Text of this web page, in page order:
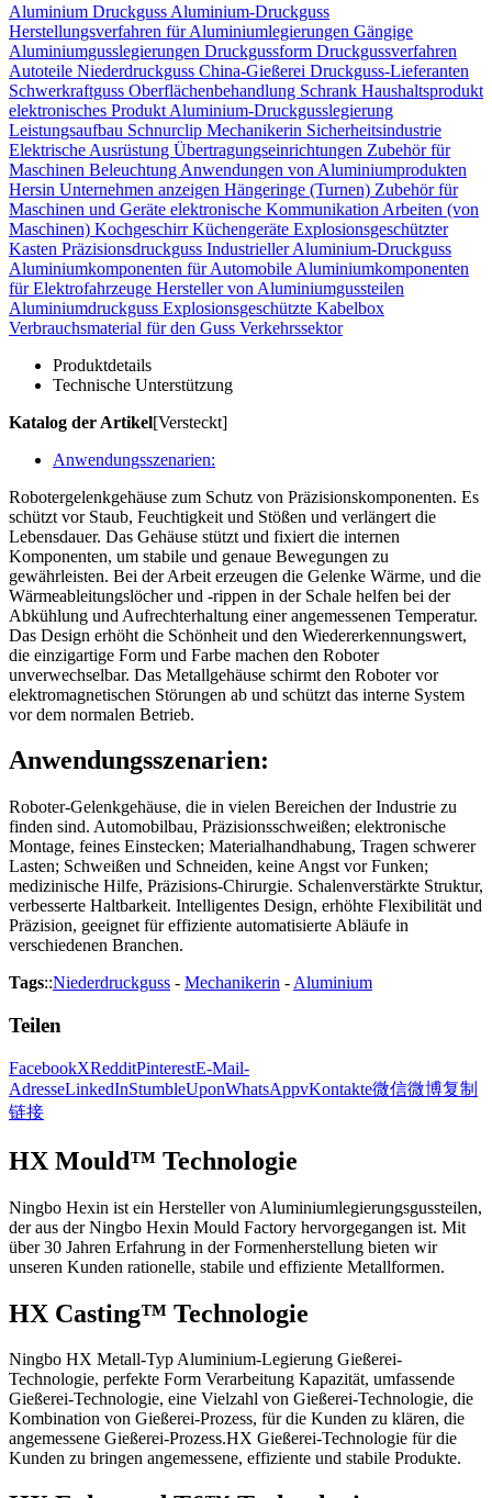
Aluminium Druckguss Aluminium-Druckguss
Herstellungsverfahren für Aluminiumlegierungen Gängige
Aluminiumgusslegierungen Druckgussform Druckgussverfahren
Autoteile Niederdruckguss China-Gießerei Druckguss-Lieferanten
Schwerkraftguss Oberflächenbehandlung Schrank Haushaltsprodukt
elektronisches Produkt Aluminium-Druckgusslegierung
Leistungsaufbau Schnurclip Mechanikerin Sicherheitsindustrie
Elektrische Ausrüstung Übertragungseinrichtungen Zubehör für
Maschinen Beleuchtung Anwendungen von Aluminiumprodukten
Hersin Unternehmen anzeigen Hängeringe (Turnen) Zubehör für
Maschinen und Geräte elektronische Kommunikation Arbeiten (von
Maschinen) Kochgeschirr Küchengeräte Explosionsgeschützter
Kasten Präzisionsdruckguss Industrieller Aluminium-Druckguss
Aluminiumkomponenten für Automobile Aluminiumkomponenten
für Elektrofahrzeuge Hersteller von Aluminiumgussteilen
Aluminiumdruckguss Explosionsgeschützte Kabelbox
Verbrauchsmaterial für den Guss Verkehrssektor
Produktdetails
Technische Unterstützung
Katalog der Artikel[Versteckt]
Anwendungsszenarien:
Robotergelenkgehäuse zum Schutz von Präzisionskomponenten. Es
schützt vor Staub, Feuchtigkeit und Stößen und verlängert die
Lebensdauer. Das Gehäuse stützt und fixiert die internen
Komponenten, um stabile und genaue Bewegungen zu
gewährleisten. Bei der Arbeit erzeugen die Gelenke Wärme, und die
Wärmeableitungslöcher und -rippen in der Schale helfen bei der
Abkühlung und Aufrechterhaltung einer angemessenen Temperatur.
Das Design erhöht die Schönheit und den Wiedererkennungswert,
die einzigartige Form und Farbe machen den Roboter
unverwechselbar. Das Metallgehäuse schirmt den Roboter vor
elektromagnetischen Störungen ab und schützt das interne System
vor dem normalen Betrieb.
Anwendungsszenarien:
Roboter-Gelenkgehäuse, die in vielen Bereichen der Industrie zu
finden sind. Automobilbau, Präzisionsschweißen; elektronische
Montage, feines Einstecken; Materialhandhabung, Tragen schwerer
Lasten; Schweißen und Schneiden, keine Angst vor Funken;
medizinische Hilfe, Präzisions-Chirurgie. Schalenverstärkte Struktur,
verbesserte Haltbarkeit. Intelligentes Design, erhöhte Flexibilität und
Präzision, geeignet für effiziente automatisierte Abläufe in
verschiedenen Branchen.
Tags::Niederdruckguss - Mechanikerin - Aluminium
Teilen
FacebookXRedditPinterestE-Mail-
AdresseLinkedInStumbleUponWhatsAppvKontakte微信微博复制
链接
HX Mould™ Technologie
Ningbo Hexin ist ein Hersteller von Aluminiumlegierungsgussteilen,
der aus der Ningbo Hexin Mould Factory hervorgegangen ist. Mit
über 30 Jahren Erfahrung in der Formenherstellung bieten wir
unseren Kunden rationelle, stabile und effiziente Metallformen.
HX Casting™ Technologie
Ningbo HX Metall-Typ Aluminium-Legierung Gießerei-
Technologie, perfekte Form Verarbeitung Kapazität, umfassende
Gießerei-Technologie, eine Vielzahl von Gießerei-Technologie, die
Kombination von Gießerei-Prozess, für die Kunden zu klären, die
angemessene Gießerei-Prozess.HX Gießerei-Technologie für die
Kunden zu bringen angemessene, effiziente und stabile Produkte.